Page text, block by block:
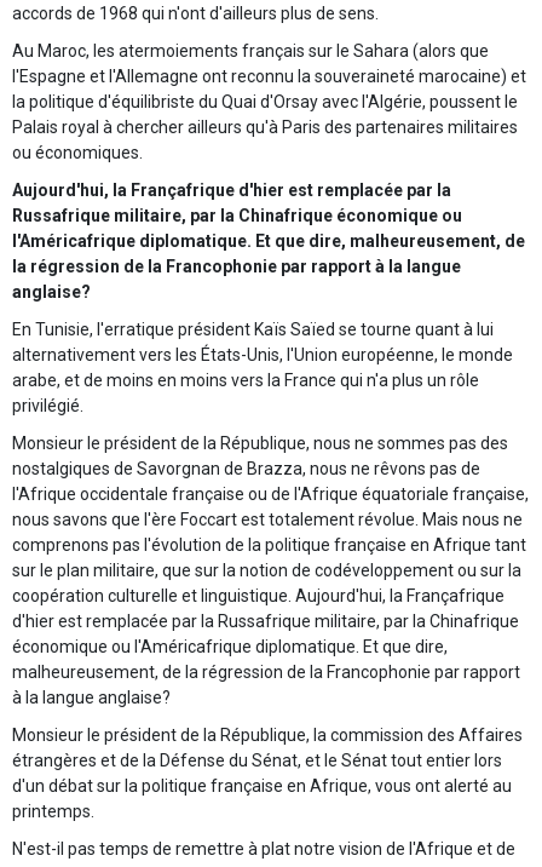
accords de 1968 qui n'ont d'ailleurs plus de sens.
Au Maroc, les atermoiements français sur le Sahara (alors que
l'Espagne et l'Allemagne ont reconnu la souveraineté marocaine) et
la politique d'équilibriste du Quai d'Orsay avec l'Algérie, poussent le
Palais royal à chercher ailleurs qu'à Paris des partenaires militaires
ou économiques.
Aujourd'hui, la Françafrique d'hier est remplacée par la
Russafrique militaire, par la Chinafrique économique ou
l'Américafrique diplomatique. Et que dire, malheureusement, de
la régression de la Francophonie par rapport à la langue
anglaise?
En Tunisie, l'erratique président Kaïs Saïed se tourne quant à lui
alternativement vers les États-Unis, l'Union européenne, le monde
arabe, et de moins en moins vers la France qui n'a plus un rôle
privilégié.
Monsieur le président de la République, nous ne sommes pas des
nostalgiques de Savorgnan de Brazza, nous ne rêvons pas de
l'Afrique occidentale française ou de l'Afrique équatoriale française,
nous savons que l'ère Foccart est totalement révolue. Mais nous ne
comprenons pas l'évolution de la politique française en Afrique tant
sur le plan militaire, que sur la notion de codéveloppement ou sur la
coopération culturelle et linguistique. Aujourd'hui, la Françafrique
d'hier est remplacée par la Russafrique militaire, par la Chinafrique
économique ou l'Américafrique diplomatique. Et que dire,
malheureusement, de la régression de la Francophonie par rapport
à la langue anglaise?
Monsieur le président de la République, la commission des Affaires
étrangères et de la Défense du Sénat, et le Sénat tout entier lors
d'un débat sur la politique française en Afrique, vous ont alerté au
printemps.
N'est-il pas temps de remettre à plat notre vision de l'Afrique et de